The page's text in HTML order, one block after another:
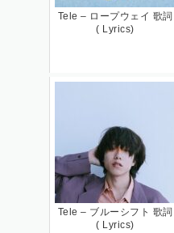
Tele – ロープウェイ 歌詞
( Lyrics)
Tele – ブルーシフト 歌詞
( Lyrics)